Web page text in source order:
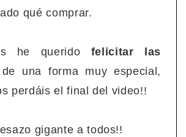
qué comprar.
he querido felicitar las
de una forma muy especial,
perdáis el final del video!!
gigante a todos!!